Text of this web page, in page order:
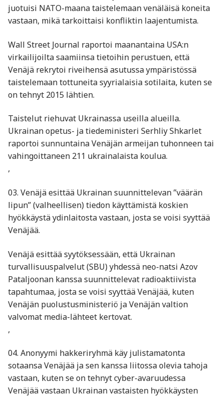
juotuisi NATO-maana taistelemaan venäläisä koneita
vastaan, mikä tarkoittaisi konfliktin laajentumista.
Wall Street Journal raportoi maanantaina USA:n
virkailijoilta saamiinsa tietoihin perustuen, että
Venäjä rekrytoi riveihensä asutussa ympäristössä
taistelemaan tottuneita syyrialaisia sotilaita, kuten se
on tehnyt 2015 lähtien.
Taistelut riehuvat Ukrainassa useilla alueilla.
Ukrainan opetus- ja tiedeministeri Serhliy Shkarlet
raportoi sunnuntaina Venäjän armeijan tuhonneen tai
vahingoittaneen 211 ukrainalaista koulua.
,
03. Venäjä esittää Ukrainan suunnittelevan ”väärän
lipun” (valheellisen) tiedon käyttämistä koskien
hyökkäystä ydinlaitosta vastaan, josta se voisi syyttää
Venäjää.
Venäjä esittää syytöksessään, että Ukrainan
turvallisuuspalvelut (SBU) yhdessä neo-natsi Azov
Pataljoonan kanssa suunnittelevat radioaktiivista
tapahtumaa, josta se voisi syyttää Venäjää, kuten
Venäjän puolustusministeriö ja Venäjän valtion
valvomat media-lähteet kertovat.
,
04. Anonyymi hakkeriryhmä käy julistamatonta
sotaansa Venäjää ja sen kanssa liitossa olevia tahoja
vastaan, kuten se on tehnyt cyber-avaruudessa
Venäjää vastaan Ukrainan vastaisten hyökkäysten